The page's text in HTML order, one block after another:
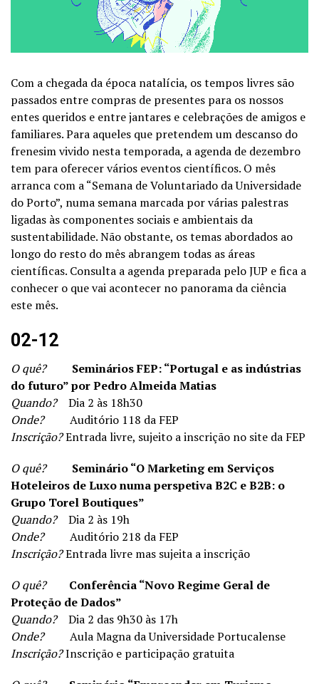
Com a chegada da época natalícia, os tempos livres são
passados entre compras de presentes para os nossos
entes queridos e entre jantares e celebrações de amigos e
familiares. Para aqueles que pretendem um descanso do
frenesim vivido nesta temporada, a agenda de dezembro
tem para oferecer vários eventos científicos. O mês
arranca com a “Semana de Voluntariado da Universidade
do Porto”, numa semana marcada por várias palestras
ligadas às componentes sociais e ambientais da
sustentabilidade. Não obstante, os temas abordados ao
longo do resto do mês abrangem todas as áreas
científicas. Consulta a agenda preparada pelo JUP e fica a
conhecer o que vai acontecer no panorama da ciência
este mês.
02-12
O quê?
Seminários FEP: “Portugal e as indústrias
do futuro” por Pedro Almeida Matias
Quando?Dia 2 às 18h30
Onde?Auditório 118 da FEP
Inscrição?Entrada livre, sujeito a inscrição no site da FEP
O quê?
Seminário “O Marketing em Serviços
Hoteleiros de Luxo numa perspetiva B2C e B2B: o
Grupo Torel Boutiques”
Quando?Dia 2 às 19h
Onde?Auditório 218 da FEP
Inscrição?Entrada livre mas sujeita a inscrição
O quê?
Conferência “Novo Regime Geral de
Proteção de Dados”
Quando?Dia 2 das 9h30 às 17h
Onde?Aula Magna da Universidade Portucalense
Inscrição?Inscrição e participação gratuita